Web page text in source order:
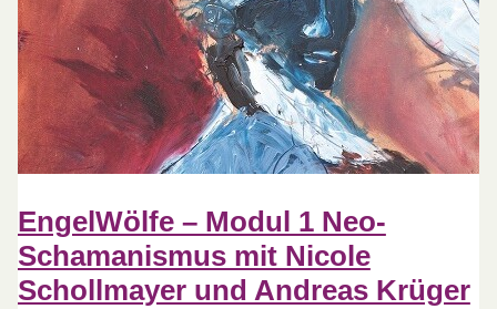
EngelWölfe – Modul 1 Neo-
Schamanismus mit Nicole
Schollmayer und Andreas Krüger